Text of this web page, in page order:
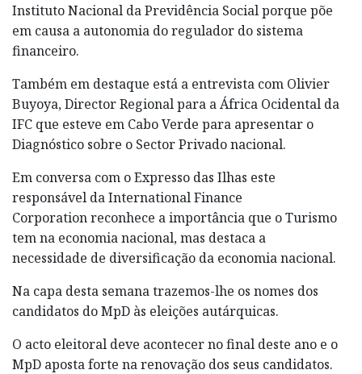
Instituto Nacional da Previdência Social porque põe
em causa a autonomia do regulador do sistema
financeiro.
Também em destaque está a entrevista com Olivier
Buyoya, Director Regional para a África Ocidental da
IFC que esteve em Cabo Verde para apresentar o
Diagnóstico sobre o Sector Privado nacional.
Em conversa com o Expresso das Ilhas este
responsável da International Finance
Corporation reconhece a importância que o Turismo
tem na economia nacional, mas destaca a
necessidade de diversificação da economia nacional.
Na capa desta semana trazemos-lhe os nomes dos
candidatos do MpD às eleições autárquicas.
O acto eleitoral deve acontecer no final deste ano e o
MpD aposta forte na renovação dos seus candidatos.